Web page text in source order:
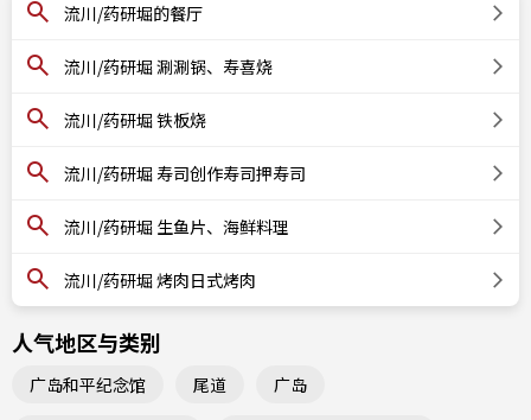
流川/药研堀的餐厅
流川/药研堀 涮涮锅、寿喜烧
流川/药研堀 铁板烧
流川/药研堀 寿司创作寿司押寿司
流川/药研堀 生鱼片、海鲜料理
流川/药研堀 烤肉日式烤肉
人气地区与类别
广岛和平纪念馆 尾道 广岛